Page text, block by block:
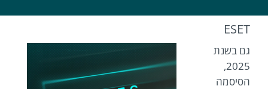
ESET
גם בשנת
2025,
הסיסמה